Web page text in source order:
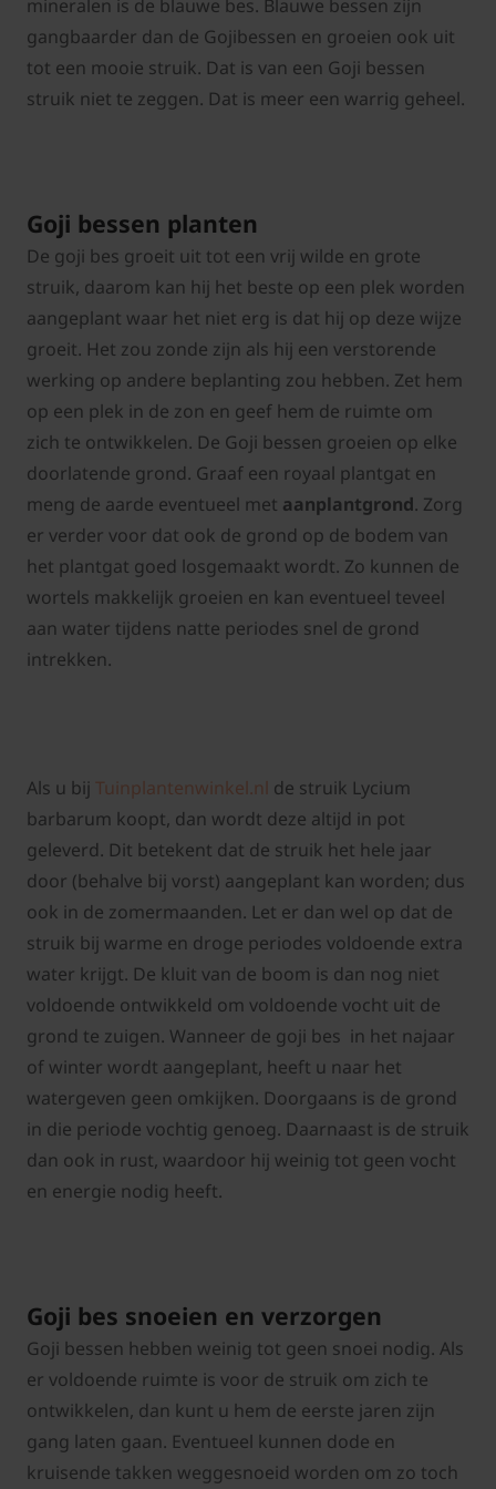
mineralen is de blauwe bes. Blauwe bessen zijn
gangbaarder dan de Gojibessen en groeien ook uit
tot een mooie struik. Dat is van een Goji bessen
struik niet te zeggen. Dat is meer een warrig geheel.
Goji bessen planten
De goji bes groeit uit tot een vrij wilde en grote
struik, daarom kan hij het beste op een plek worden
aangeplant waar het niet erg is dat hij op deze wijze
groeit. Het zou zonde zijn als hij een verstorende
werking op andere beplanting zou hebben. Zet hem
op een plek in de zon en geef hem de ruimte om
zich te ontwikkelen. De Goji bessen groeien op elke
doorlatende grond. Graaf een royaal plantgat en
meng de aarde eventueel met aanplantgrond. Zorg
er verder voor dat ook de grond op de bodem van
het plantgat goed losgemaakt wordt. Zo kunnen de
wortels makkelijk groeien en kan eventueel teveel
aan water tijdens natte periodes snel de grond
intrekken.
Als u bij Tuinplantenwinkel.nl de struik Lycium
barbarum koopt, dan wordt deze altijd in pot
geleverd. Dit betekent dat de struik het hele jaar
door (behalve bij vorst) aangeplant kan worden; dus
ook in de zomermaanden. Let er dan wel op dat de
struik bij warme en droge periodes voldoende extra
water krijgt. De kluit van de boom is dan nog niet
voldoende ontwikkeld om voldoende vocht uit de
grond te zuigen. Wanneer de goji bes in het najaar
of winter wordt aangeplant, heeft u naar het
watergeven geen omkijken. Doorgaans is de grond
in die periode vochtig genoeg. Daarnaast is de struik
dan ook in rust, waardoor hij weinig tot geen vocht
en energie nodig heeft.
Goji bes snoeien en verzorgen
Goji bessen hebben weinig tot geen snoei nodig. Als
er voldoende ruimte is voor de struik om zich te
ontwikkelen, dan kunt u hem de eerste jaren zijn
gang laten gaan. Eventueel kunnen dode en
kruisende takken weggesnoeid worden om zo toch